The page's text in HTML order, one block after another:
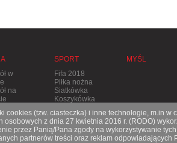
w
na
SPORT
Fifa 2018
Piłka nożna
Siatkówka
Koszykówka
Pozostałe
dyscypliny
MYŚL
(tzw. ciasteczka) i inne technologie, m.in w
z dnia 27 kwietnia 2016 r. (RODO)
przez Panią/Pana zgody na wykorzystywanie
partnerów treści oraz reklam odpowiadających